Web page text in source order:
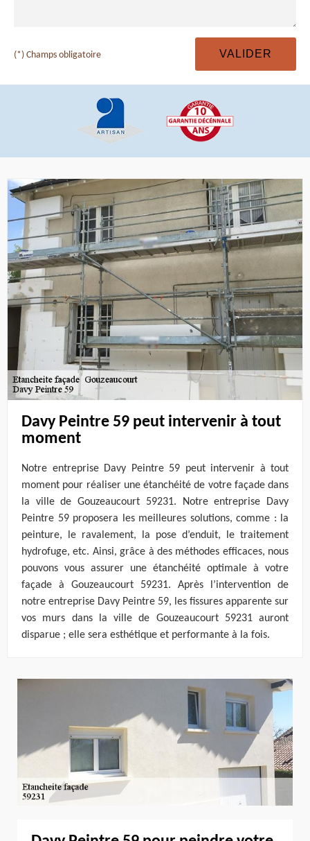
(*) Champs obligatoire
Davy Peintre 59 peut intervenir à tout
moment
Notre entreprise Davy Peintre 59 peut intervenir à tout
moment pour réaliser une étanchéité de votre façade dans
la ville de Gouzeaucourt 59231. Notre entreprise Davy
Peintre 59 proposera les meilleures solutions, comme : la
peinture, le ravalement, la pose d’enduit, le traitement
hydrofuge, etc. Ainsi, grâce à des méthodes efficaces, nous
pouvons vous assurer une étanchéité optimale à votre
façade à Gouzeaucourt 59231. Après l’intervention de
notre entreprise Davy Peintre 59, les fissures apparente sur
vos murs dans la ville de Gouzeaucourt 59231 auront
disparue ; elle sera esthétique et performante à la fois.